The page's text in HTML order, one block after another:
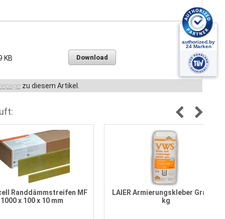
KB Download
zu diesem Artikel.
Randdämmstreifen MF
1000 x 100 x 10 mm
LAIER Armierungskleber Grau 25
kg